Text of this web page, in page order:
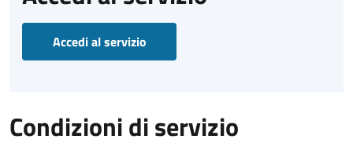
Accedi al servizio
Condizioni di servizio